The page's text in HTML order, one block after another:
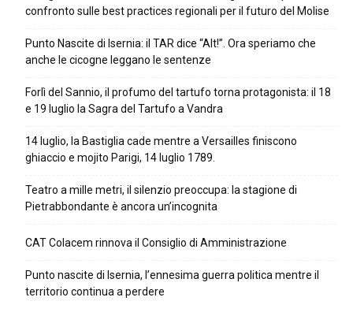
confronto sulle best practices regionali per il futuro del Molise
Punto Nascite di Isernia: il TAR dice “Alt!”. Ora speriamo che
anche le cicogne leggano le sentenze
Forlì del Sannio, il profumo del tartufo torna protagonista: il 18
e 19 luglio la Sagra del Tartufo a Vandra
14 luglio, la Bastiglia cade mentre a Versailles finiscono
ghiaccio e mojito Parigi, 14 luglio 1789.
Teatro a mille metri, il silenzio preoccupa: la stagione di
Pietrabbondante è ancora un’incognita
CAT Colacem rinnova il Consiglio di Amministrazione
Punto nascite di Isernia, l’ennesima guerra politica mentre il
territorio continua a perdere